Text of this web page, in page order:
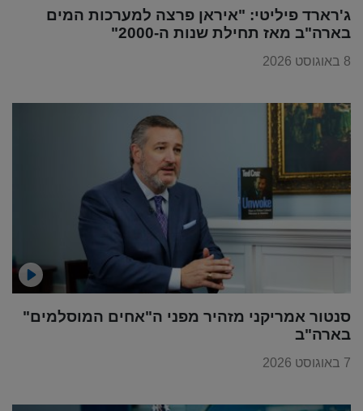
ג'רארד פיליטי: "איראן פרצה למערכות המים
בארה"ב מאז תחילת שנות ה-2000"
8 באוגוסט 2026
סנטור אמריקני מזהיר מפני ה"אחים המוסלמים"
בארה"ב
7 באוגוסט 2026